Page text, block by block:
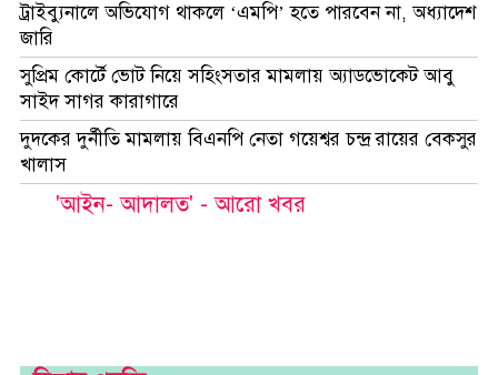
ট্রাইব্যুনালে অভিযোগ থাকলে ‘এমপি’ হতে পারবেন না, অধ্যাদেশ
জারি
সুপ্রিম কোর্টে ভোট নিয়ে সহিংসতার মামলায় অ্যাডভোকেট আবু
সাইদ সাগর কারাগারে
দুদকের দুর্নীতি মামলায় বিএনপি নেতা গয়েশ্বর চন্দ্র রায়ের বেকসুর
খালাস
'আইন- আদালত' - আরো খবর